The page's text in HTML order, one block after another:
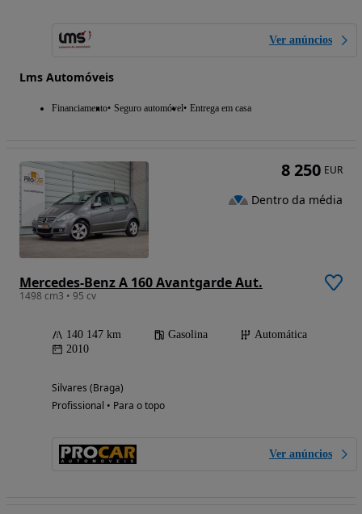
Ver anúncios
Lms Automóveis
Financiamento Seguro automóvel Entrega em casa
Mercedes-Benz A 160 Avantgarde Aut.
1498 cm3 • 95 cv
140 147 km Gasolina
Automática
2010
Silvares (Braga)
Profissional • Para o topo
Ver anúncios
8 250 EUR
Dentro da média